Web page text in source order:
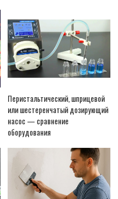
Перистальтический, шприцевой
или шестеренчатый дозирующий
насос — сравнение
оборудования